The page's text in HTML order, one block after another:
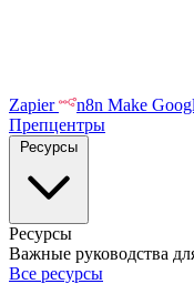
Zapier n8n Make
Препцентры
Ресурсы
Важные руководства
Все ресурсы